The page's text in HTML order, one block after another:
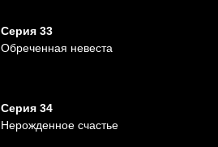
Серия 33
Обреченная невеста
Серия 34
Нерожденное счастье